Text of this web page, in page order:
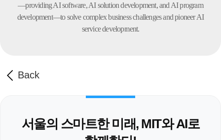
—providing AI software,AI solution development, and AI program
development—to solve complex business challengesand pioneer AI
service development.
Back
서울의 스마트한 미래, MIT와 AI로